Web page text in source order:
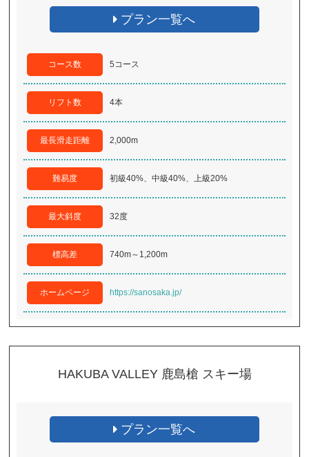
プラン一覧へ
コース数 5コース
リフト数 4本
最長滑走距離 2,000m
難易度 初級40%、中級40%、上級20%
最大斜度 32度
標高差 740m～1,200m
ホームページ https://sanosaka.jp/
HAKUBA VALLEY 鹿島槍 スキー場
プラン一覧へ